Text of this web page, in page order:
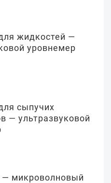
жидкостей —
уровнемер
сыпучих
— ультразвуковой
— микроволновый